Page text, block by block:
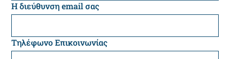
Η διεύθυνση email σας
Τηλέφωνο Επικοινωνίας